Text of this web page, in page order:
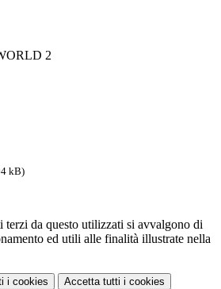
2
kB)
terzi da questo utilizzati si avvalgono di
ed utili alle finalità illustrate nella
i cookies Accetta tutti i cookies